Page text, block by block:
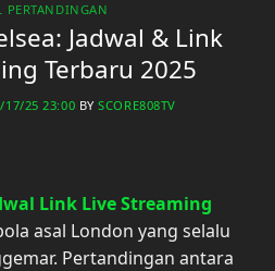
PERTANDINGAN
Jadwal & Link
Terbaru 2025
17/25 23:00 BYSCORE808TV
Link Live Streaming
asal London yang selalu
Pertandingan antara